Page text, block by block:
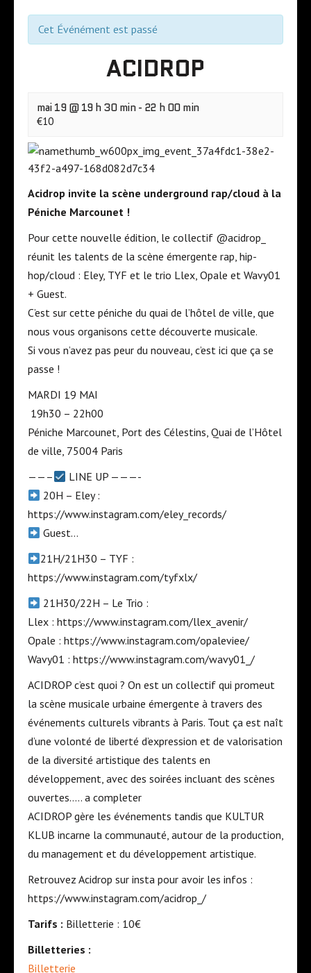
Cet Événément est passé
ACIDROP
mai 19 @ 19 h 30 min- 22 h 00 min
€10
Acidrop invite la scène underground rap/cloud à la
Péniche Marcounet !
Pour cette nouvelle édition, le collectif @acidrop_
réunit les talents de la scène émergente rap, hip-
hop/cloud : Eley, TYF et le trio Llex, Opale et Wavy01
+ Guest.
C’est sur cette péniche du quai de l’hôtel de ville, que
nous vous organisons cette découverte musicale.
Si vous n’avez pas peur du nouveau, c’est ici que ça se
passe !
​MARDI 19 MAI
️ ​19h30 – 22h00
Péniche Marcounet, ​Port des Célestins, Quai de l’Hôtel
de ville, 75004 Paris
——–
​ LINE UP ———-
​ 20H – Eley :
https://www.instagram.com/eley_records/
​ Guest…
​21H/21H30 – TYF :
https://www.instagram.com/tyfxlx/
​ 21H30/22H – Le Trio :
Llex : https://www.instagram.com/llex_avenir/
Opale : https://www.instagram.com/opaleviee/
Wavy01 : https://www.instagram.com/wavy01_/
​ACIDROP c’est quoi ? On est un collectif qui promeut
la scène musicale urbaine émergente à travers des
événements culturels vibrants à Paris. Tout ça est naît
d’une volonté de liberté d’expression et de valorisation
de la diversité artistique des talents en
développement, avec des soirées incluant des scènes
ouvertes….. a completer
ACIDROP gère les événements tandis que KULTUR
KLUB incarne la communauté, autour de la production,
du management et du développement artistique.
Retrouvez Acidrop sur insta pour avoir les infos :
https://www.instagram.com/acidrop_/
Tarifs : Billetterie : 10€
Billetteries :
Billetterie